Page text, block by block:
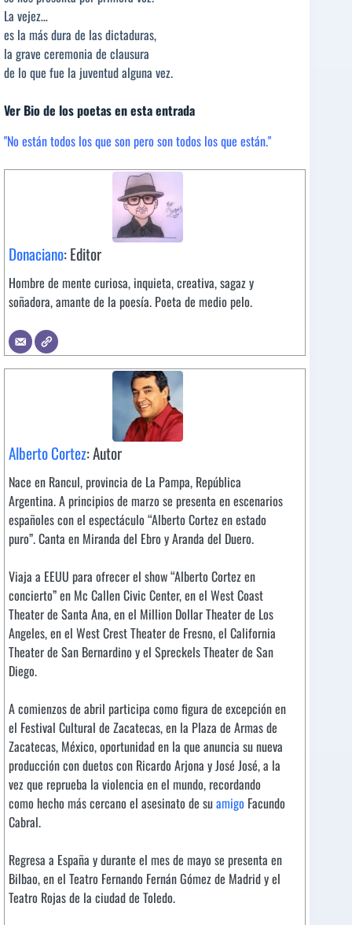
La vejez…
es la más dura de las dictaduras,
la grave ceremonia de clausura
de lo que fue la juventud alguna vez.
Ver Bio de los poetas en esta entrada
"No están todos los que son pero son todos los que están."
Donaciano: Editor
Hombre de mente curiosa, inquieta, creativa, sagaz y
soñadora, amante de la poesía. Poeta de medio pelo.
Alberto Cortez: Autor
Nace en Rancul, provincia de La Pampa, República
Argentina. A principios de marzo se presenta en escenarios
españoles con el espectáculo “Alberto Cortez en estado
puro”. Canta en Miranda del Ebro y Aranda del Duero.
Viaja a EEUU para ofrecer el show “Alberto Cortez en
concierto” en Mc Callen Civic Center, en el West Coast
Theater de Santa Ana, en el Million Dollar Theater de Los
Angeles, en el West Crest Theater de Fresno, el California
Theater de San Bernardino y el Spreckels Theater de San
Diego.
A comienzos de abril participa como figura de excepción en
el Festival Cultural de Zacatecas, en la Plaza de Armas de
Zacatecas, México, oportunidad en la que anuncia su nueva
producción con duetos con Ricardo Arjona y José José, a la
vez que reprueba la violencia en el mundo, recordando
como hecho más cercano el asesinato de suamigo Facundo
Cabral.
Regresa a España y durante el mes de mayo se presenta en
Bilbao, en el Teatro Fernando Fernán Gómez de Madrid y el
Teatro Rojas de la ciudad de Toledo.